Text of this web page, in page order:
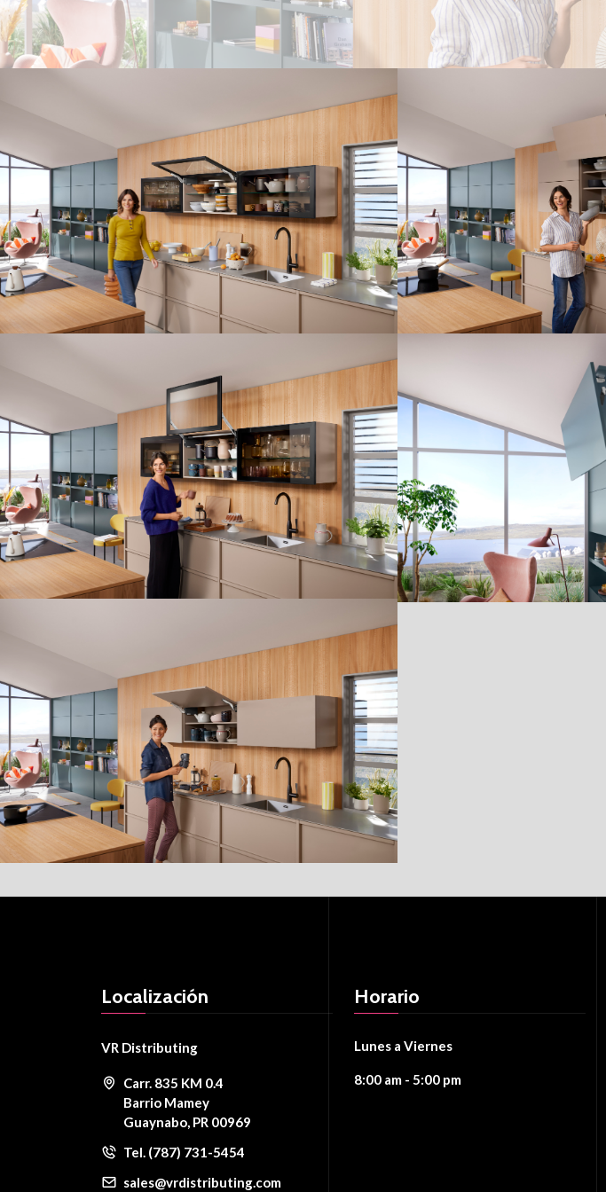
Localización
VR Distributing
Carr. 835 KM 0.4
Barrio Mamey
Guaynabo, PR 00969
Tel. (787) 731-5454
sales@vrdistributing.com
Horario
Lunes a Viernes
8:00 am - 5:00 pm